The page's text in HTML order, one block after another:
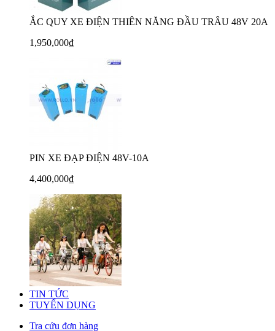
ẮC QUY XE ĐIỆN THIÊN NĂNG ĐẦU TRÂU 48V 20A
1,950,000₫
PIN XE ĐẠP ĐIỆN 48V-10A
4,400,000₫
TIN TỨC
TUYỂN DỤNG
Tra cứu đơn hàng